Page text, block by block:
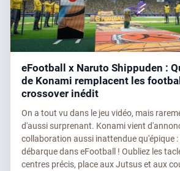
eFootball x Naruto Shippuden :
de Konami remplacent les
crossover inédit
On a tout vu dans le jeu vidéo, mais
d'aussi surprenant. Konami vient
collaboration aussi inattendue qu'épique
débarque dans eFootball ! Oubliez les
centres précis, place aux Jutsus et aux